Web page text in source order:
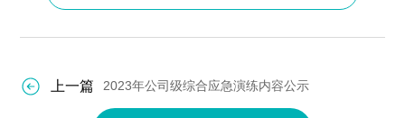
上一篇 2023年公司级综合应急演练内容公示